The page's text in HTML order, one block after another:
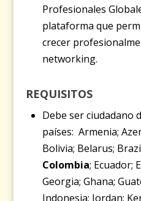
Profesionales
plataforma que
crecer
networking.
REQUISITOS
Debe ser ciudadano
países: Armenia;
Bolivia; Belarus;
Colombia; Ecuador;
Georgia; Ghana;
Indonesia; Jordan;